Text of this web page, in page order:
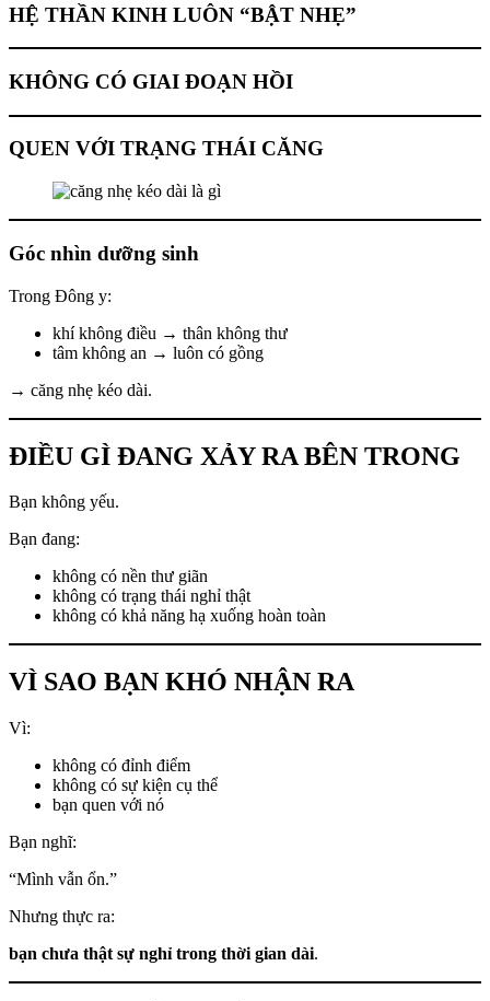
HỆ THẦN KINH LUÔN “BẬT NHẸ”
KHÔNG CÓ GIAI ĐOẠN HỒI
QUEN VỚI TRẠNG THÁI CĂNG
Góc nhìn dưỡng sinh
Trong Đông y:
khí không điều → thân không thư
tâm không an → luôn có gồng
→ căng nhẹ kéo dài.
ĐIỀU GÌ ĐANG XẢY RA BÊN TRONG
Bạn không yếu.
Bạn đang:
không có nền thư giãn
không có trạng thái nghỉ thật
không có khả năng hạ xuống hoàn toàn
VÌ SAO BẠN KHÓ NHẬN RA
Vì:
không có đỉnh điểm
không có sự kiện cụ thể
bạn quen với nó
Bạn nghĩ:
“Mình vẫn ổn.”
Nhưng thực ra:
bạn chưa thật sự nghỉ trong thời gian dài.